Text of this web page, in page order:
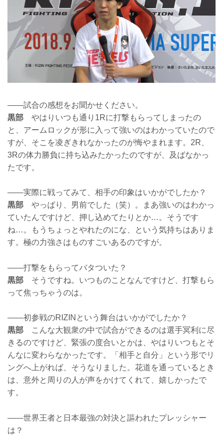
——試合の感想をお聞かせください。
黒部 やはりいつも通り1Rに打撃もらってしまったの
と、アームロックが形に入って強いのはわかっていたので
すが、そこを凌ぎきれなかったのが悔やまれます。2R、
3Rの体力勝負に持ち込みたかったのですが、及ばなかっ
たです。
——実際に戦ってみて、相手の印象はいかがでしたか？
黒部 やっぱり、男前でした（笑）。まあ強いのはわかっ
ていたんですけど、押し込めてたりとか…。そうです
ね…。もうちょっとやれたのにな、という気持ちはありま
す。極の力強さはものすごいあるのですが。
——打撃をもらってバタついた？
黒部 そうですね。いつものことなんですけど、打撃もら
って焦っちゃうのは。
——初参戦のRIZINという舞台はいかがでしたか？
黒部 こんな大観衆の中で試合ができるのは選手冥利に尽
きるのですけど、緊張の度合いとかは、やはりいつもとそ
んなに変わらなかったです。「相手と自分」という形でリ
ングへ上がれば、そうなりました。花道を通っているとき
は、意外と周りの人が声をかけてくれて、嬉しかったで
す。
——世界王者と日本最強の対決と謳われたプレッシャー
は？